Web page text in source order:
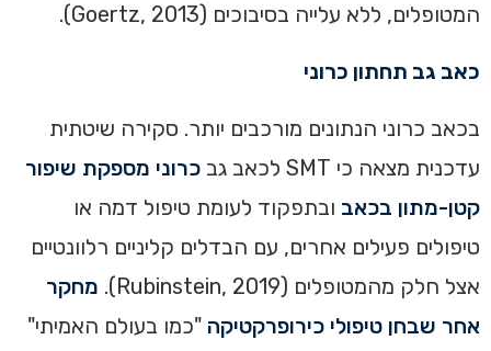
המטופלים, ללא עלייה בסיבוכים (Goertz, 2013).
כאב גב תחתון כרוני
בכאב כרוני הנתונים מורכבים יותר. סקירה שיטתית
עדכנית מצאה כי SMT לכאב גב
כרוני מספקת שיפור
קטן-מתון בכאב ובתפקוד לעומת טיפול דמה או
טיפולים פעילים אחרים, עם הבדלים קליניים רלוונטיים
אצל חלק מהמטופלים (Rubinstein, 2019).
מחקר
אחר שבחן טיפולי כירופרקטיקה "כמו בעולם האמיתי"